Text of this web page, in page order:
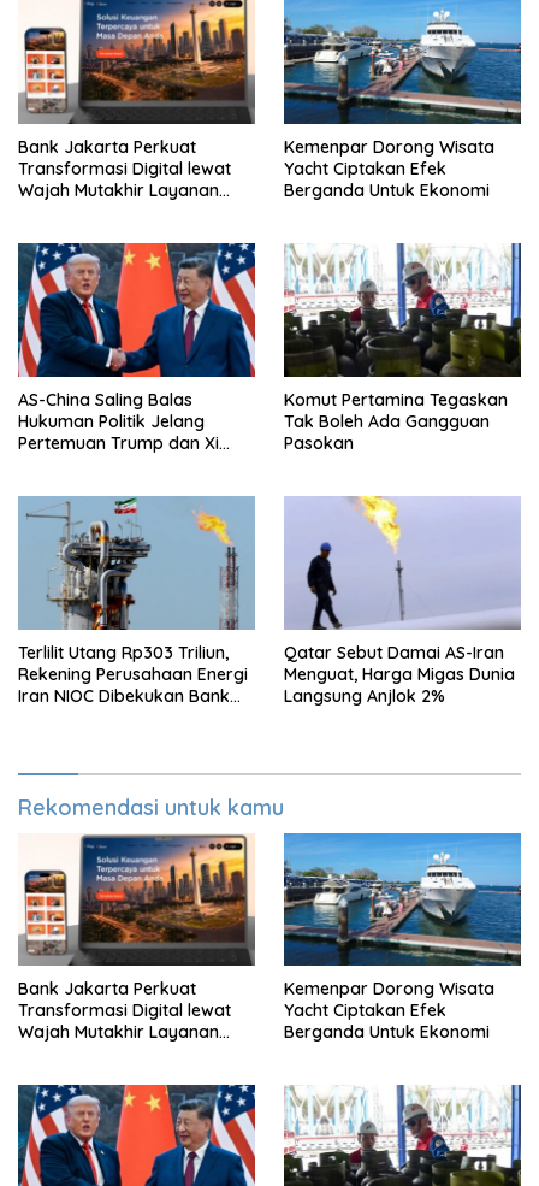
Bank Jakarta Perkuat
Transformasi Digital lewat
Wajah Mutakhir Layanan
Kemenpar Dorong Wisata
Yacht Ciptakan Efek
Berganda Untuk Ekonomi
AS-China Saling Balas
Hukuman Politik Jelang
Pertemuan Trump dan Xi
Komut Pertamina Tegaskan
Tak Boleh Ada Gangguan
Pasokan
Terlilit Utang Rp303 Triliun,
Rekening Perusahaan Energi
Iran NIOC Dibekukan Bank
Qatar Sebut Damai AS-Iran
Menguat, Harga Migas Dunia
Langsung Anjlok 2%
Rekomendasi untuk kamu
Bank Jakarta Perkuat
Transformasi Digital lewat
Wajah Mutakhir Layanan
Kemenpar Dorong Wisata
Yacht Ciptakan Efek
Berganda Untuk Ekonomi